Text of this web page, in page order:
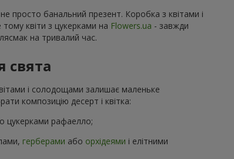
просто банальний презент. Коробка з квітами і
квіти з цукерками на Flowers.ua - завжди
на тривалий час.
свята
і солодощами залишає маленьке
композицію десерт і квітка:
цукерками рафаелло;
герберами або орхідеями і елітними